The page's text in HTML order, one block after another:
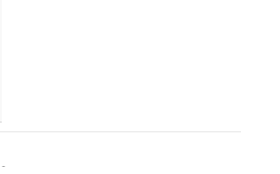
-